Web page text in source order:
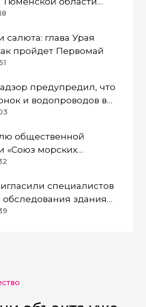
смены
салюта: глава Урая
пройдет Первомай
предупредил, что
и водопроводов в
непригодна для
общественной
«Союз морских
Югры вынесли
специалистов